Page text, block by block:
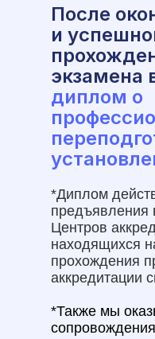
После
и
экзамена
диплом о
*Диплом
предъявления
Центров
находящихся
прохождения
аккредитации
*Также мы